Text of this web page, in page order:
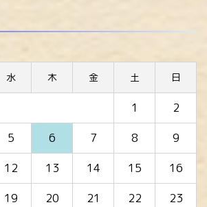
水 木 金 土 日
1
2
5 6 7 8
9
12 13 14 15
16
19 20 21 22
23